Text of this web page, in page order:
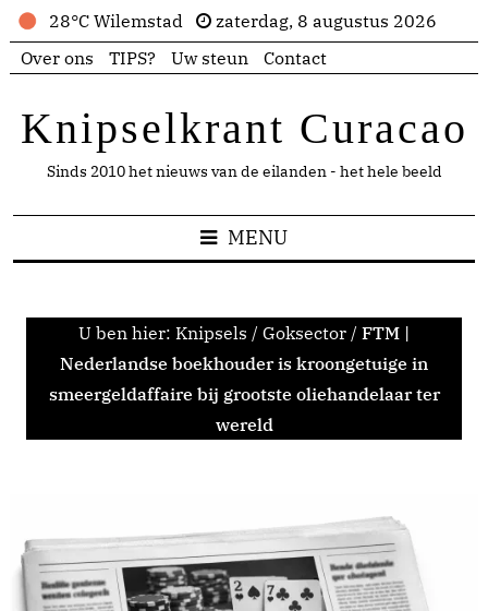
28°C Wilemstad
zaterdag, 8 augustus 2026
Over ons
TIPS? Uw steun Contact
Knipselkrant Curacao
Sinds 2010 het nieuws van de eilanden - het hele beeld
MENU
U ben hier: Knipsels / Goksector / FTM |
Nederlandse boekhouder is kroongetuige in
smeergeldaffaire bij grootste oliehandelaar ter
wereld